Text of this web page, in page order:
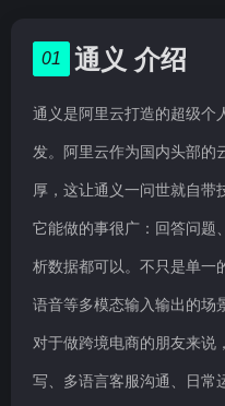
01 通义 介绍
通义是阿里云打造的超级个
发。阿里云作为国内头部的
厚，这让通义一问世就自带
它能做的事很广：回答问题
析数据都可以。不只是单一
语音等多模态输入输出的场
对于做跨境电商的朋友来说
写、多语言客服沟通、日常